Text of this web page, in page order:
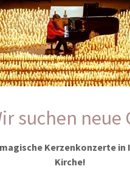
entfaltet
tiefsten
suchen neue
Kerzenkonzerte in
Kirche!